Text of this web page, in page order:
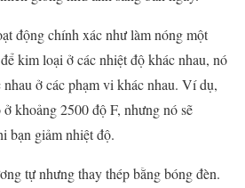
động chính xác như làm nóng một
kim loại ở các nhiệt độ khác nhau, nó
nhau ở các phạm vi khác nhau. Ví dụ,
khoảng 2500 độ F, nhưng nó sẽ
bạn giảm nhiệt độ.
tự nhưng thay thép bằng bóng đèn.